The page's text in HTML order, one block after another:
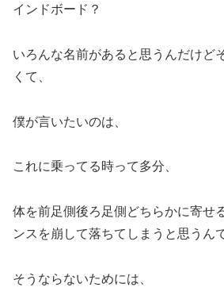
インドボード？
いろんな名前があると思うんだけど
くて、
僕が言いたいのは、
これに乗ってる時って多分、
体を前足側後ろ足側どちらかに寄せ
ンスを崩して落ちてしまうと思うん
そうならないためには、